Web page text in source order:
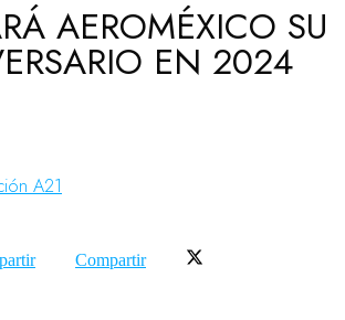
AEROMÉXICO SU
EN 2024
A21
Compartir